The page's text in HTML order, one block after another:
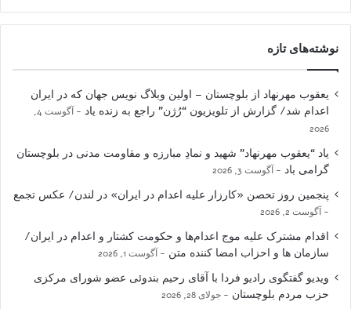
نوشته‌های تازه
یعقوب مهرنهاد از بلوچستان – اولین وبلاگ نویس جهان که در ایران
اعدام شد/ گزارش از تلویزیون “رُژن” راجع به زنده یاد
آگوست 4,
2026
یاد “یعقوب مهرنهاد” شهید و نمادِ مبارزه و مقاومت مدنی در بلوچستان
گرامی باد
آگوست 3, 2026
پنجمین روز تحصن «کارزار علیه اعدام در ایران» در لندن/ عکس تجمع
آگوست 2, 2026
اقدام مشترک علیه موج اعدام‌ها و حکومت کشتار و اعدام در ایران/
سازمان ها و احزاب امضا کننده متن
آگوست 1, 2026
ویدیو گفتگوی رادیو فردا با آقای رحیم بندوئی عضو شورای مرکزی
حزب مردم بلوچستان
جولای 28, 2026